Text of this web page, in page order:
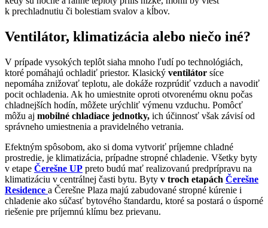
k prechladnutiu či bolestiam svalov a kĺbov.
Ventilátor, klimatizácia alebo niečo iné?
V prípade vysokých teplôt siaha mnoho ľudí po technológiách,
ktoré pomáhajú ochladiť priestor. Klasický ventilátor síce
nepomáha znižovať teplotu, ale dokáže rozprúdiť vzduch a navodiť
pocit ochladenia. Ak ho umiestnite oproti otvorenému oknu počas
chladnejších hodín, môžete urýchliť výmenu vzduchu. Pomôcť
môžu aj mobilné chladiace jednotky, ich účinnosť však závisí od
správneho umiestnenia a pravidelného vetrania.
Efektným spôsobom, ako si doma vytvoriť príjemne chladné
prostredie, je klimatizácia, prípadne stropné chladenie. Všetky byty
v etape Čerešne UP preto budú mať realizovanú predprípravu na
klimatizáciu v centrálnej časti bytu. Byty v troch etapách Čerešne
Residence a Čerešne Plaza majú zabudované stropné kúrenie i
chladenie ako súčasť bytového štandardu, ktoré sa postará o úsporné
riešenie pre príjemnú klímu bez prievanu.